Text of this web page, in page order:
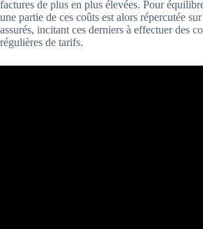
factures de plus en plus élevées. Pour
une partie de ces coûts est alors répercutée
assurés, incitant ces derniers à effectuer des
régulières de tarifs.